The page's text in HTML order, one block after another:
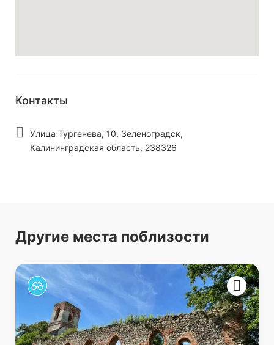
Контакты
Улица Тургенева, 10, Зеленоградск,
Калининградская область, 238326
Другие места поблизости